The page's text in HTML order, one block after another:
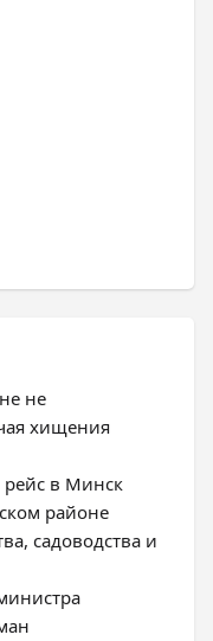
не
хищения
в Минск
районе
садоводства и